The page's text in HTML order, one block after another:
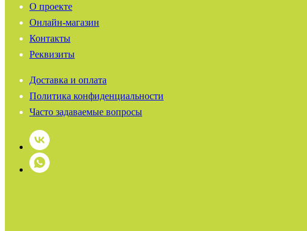
О проекте
Онлайн-магазин
Контакты
Реквизиты
Доставка и оплата
Политика конфиденциальности
Часто задаваемые вопросы